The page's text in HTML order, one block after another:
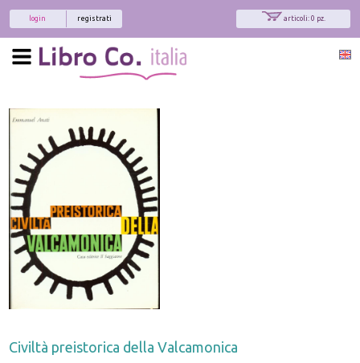
articoli: 0 pz.
registrati
login
Civiltà preistorica della Valcamonica